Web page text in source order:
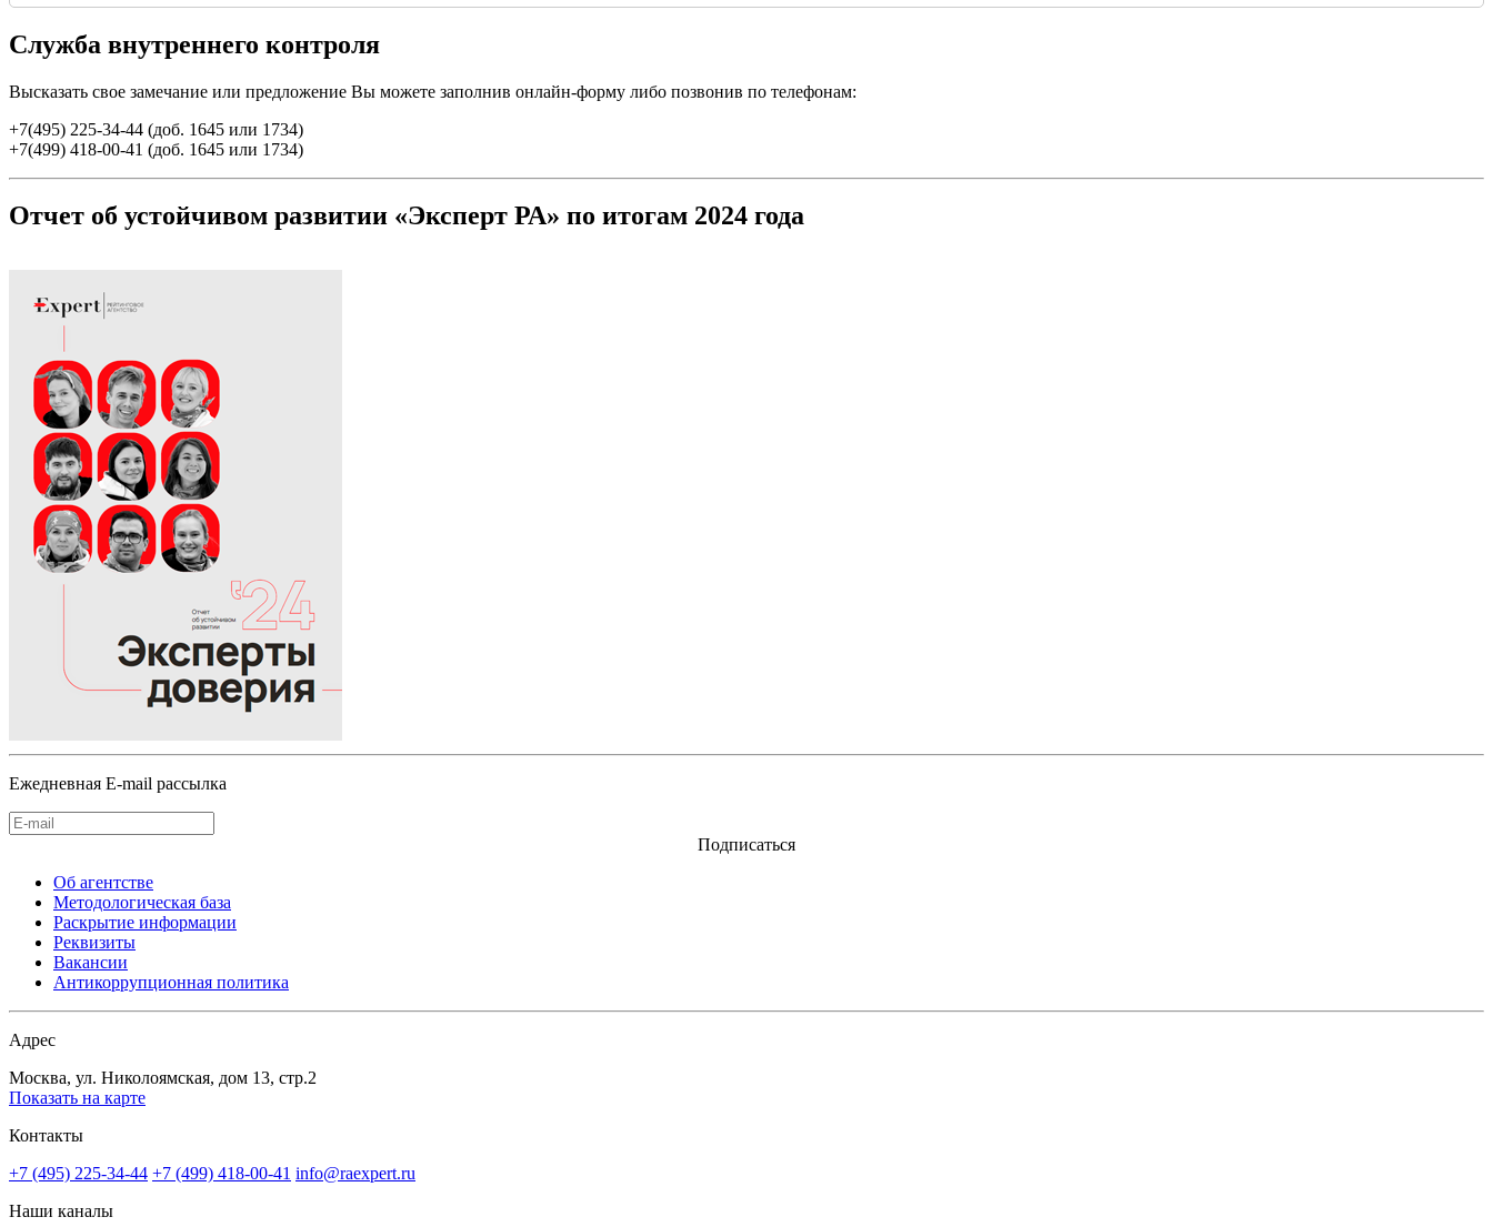
Служба внутреннего контроля
Высказать свое замечание или предложение Вы можете заполнив онлайн-форму либо позвонив по телефонам:
+7(495) 225-34-44 (доб. 1645 или 1734)
+7(499) 418-00-41 (доб. 1645 или 1734)
Отчет об устойчивом развитии «Эксперт РА» по итогам 2024 года
Ежедневная E-mail рассылка
Подписаться
Об агентстве
Методологическая база
Раскрытие информации
Реквизиты
Вакансии
Антикоррупционная политика
Адрес
Москва, ул. Николоямская, дом 13, стр.2
Показать на карте
Контакты
+7 (495) 225-34-44 +7 (499) 418-00-41 info@raexpert.ru
Наши каналы